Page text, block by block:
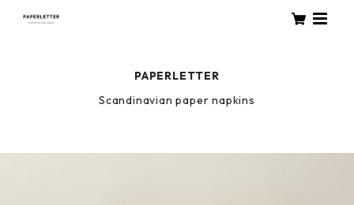
PAPERLETTER
Scandinavian paper napkins